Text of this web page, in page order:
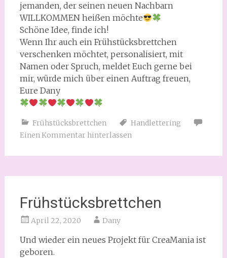
jemanden, der seinen neuen Nachbarn
WILLKOMMEN heißen möchte
Schöne Idee, finde ich!
Wenn Ihr auch ein Frühstücksbrettchen
verschenken möchtet, personalisiert, mit
Namen oder Spruch, meldet Euch gerne bei
mir, würde mich über einen Auftrag freuen,
Eure Dany
Frühstücksbrettchen
Handlettering
Einen Kommentar hinterlassen
Frühstücksbrettchen
April 22, 2020 Dany
Und wieder ein neues Projekt für CreaMania ist
geboren.